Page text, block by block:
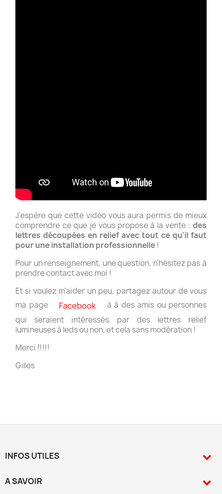
J'espère que cette vidéo vous aura permis de mieux
comprendre ce que je vous propose à la vente : des
lettres découpées en relief avec tout ce qu'il faut
pour une installation professionnelle !
Pour un renseignement, une question, n'hésitez pas à
prendre contact avec moi !
Et si voulez m'aider un peu, partagez autour de vous
ma page
Facebook
à à des amis ou personnes
qui seraient intéressés par des lettres relief
lumineuses à leds ou non, et cela sans modération !
Merci !!!!!
Gilles
INFOS UTILES 
A SAVOIR 